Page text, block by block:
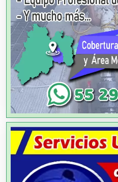
Agua Purificada
Aire Acondicionado
Alarmas
Albercas